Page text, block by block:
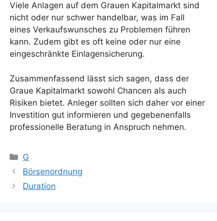
Viele Anlagen auf dem Grauen Kapitalmarkt sind
nicht oder nur schwer handelbar, was im Fall
eines Verkaufswunsches zu Problemen führen
kann. Zudem gibt es oft keine oder nur eine
eingeschränkte Einlagensicherung.
Zusammenfassend lässt sich sagen, dass der
Graue Kapitalmarkt sowohl Chancen als auch
Risiken bietet. Anleger sollten sich daher vor einer
Investition gut informieren und gegebenenfalls
professionelle Beratung in Anspruch nehmen.
Kategorien
G
Börsenordnung
Duration